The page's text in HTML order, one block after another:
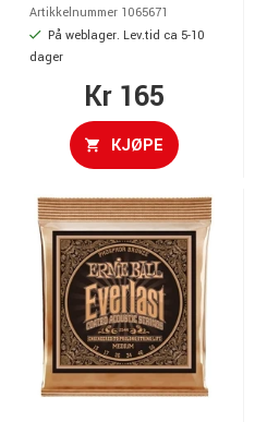
Artikkelnummer 1065671
På weblager. Lev.tid ca 5-10
dager
Kr 165
KJØPE